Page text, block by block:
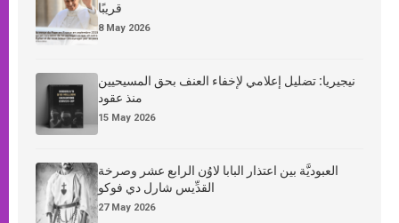
قريبًا
8 May 2026
نيجيريا: تضليل إعلامي لإخفاء العنف بحق المسيحيين
منذ عقود
15 May 2026
العبوديَّة بين اعتذار البابا لاوُن الرابع عشر وصرخة
القدِّيس شارل دي فوكو
27 May 2026